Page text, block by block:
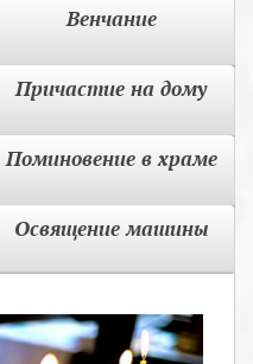
Венчание
Причастие на дому
Поминовение в храме
Освящение машины